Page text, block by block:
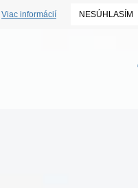
Viac informácií NESÚHLASÍM